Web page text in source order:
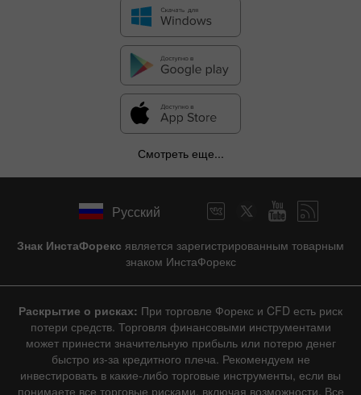
Смотреть еще...
Русский
Знак ИнстаФорекс является зарегистрированным товарным
знаком ИнстаФорекс
Раскрытие о рисках: При торговле Форекс и CFD есть риск
потери средств. Торговля финансовыми инструментами
может принести значительную прибыль или потерю денег
быстро из-за кредитного плеча. Рекомендуем не
инвестировать в какие-либо торговые инструменты, если вы
понимаете все торговые рисками, включая возможности. Все